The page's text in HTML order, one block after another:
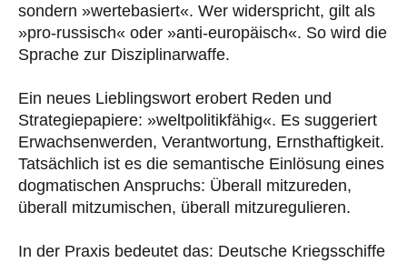
sondern »wertebasiert«. Wer widerspricht, gilt als
»pro-russisch« oder »anti-europäisch«. So wird die
Sprache zur Disziplinarwaffe.
Ein neues Lieblingswort erobert Reden und
Strategiepapiere: »weltpolitikfähig«. Es suggeriert
Erwachsenwerden, Verantwortung, Ernsthaftigkeit.
Tatsächlich ist es die semantische Einlösung eines
dogmatischen Anspruchs: Überall mitzureden,
überall mitzumischen, überall mitzuregulieren.
In der Praxis bedeutet das: Deutsche Kriegsschiffe